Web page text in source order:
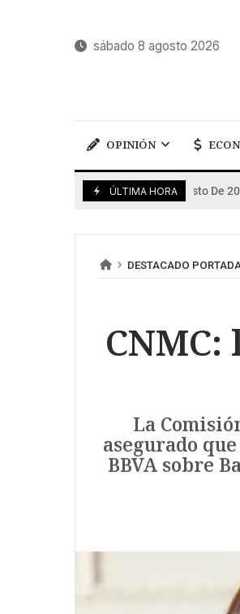
sábado 8 agosto 2026
OPINIÓN
ÚLTIMA HORA
7 De Agosto De 2026
DESTACADO
La
asegurado
BBVA sobre